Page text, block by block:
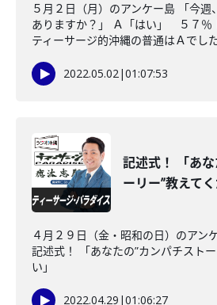
５月２日（月）のアンケー島 「今
ありますか？」 Ａ「はい」 ５７％
ティーサージ的沖縄の普通はＡでし
2022.05.02|01:07:53
記述式！ 「あ
ーリー”教えてく
４月２９日（金・昭和の日）のアン
記述式！ 「あなたの”カンパチスト
い」
2022.04.29 |01:06:27